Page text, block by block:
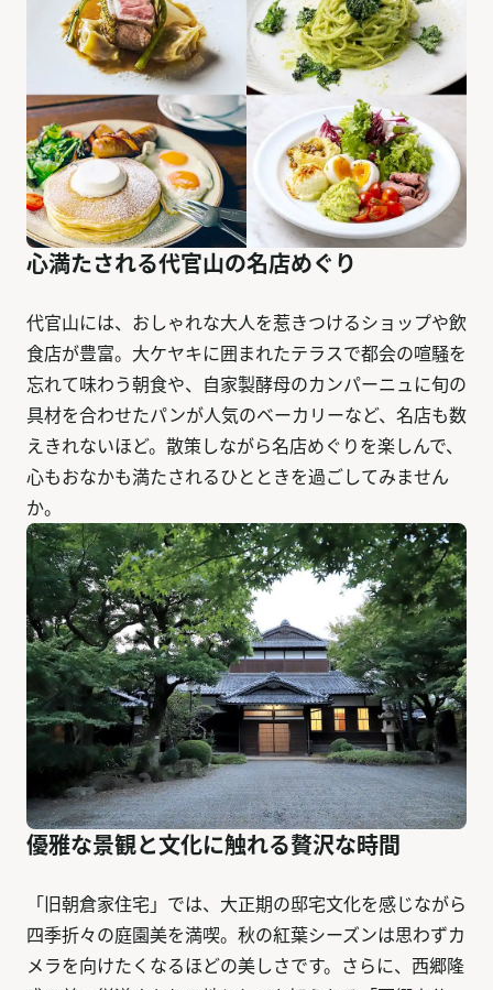
心満たされる代官山の名店めぐり
代官山には、おしゃれな大人を惹きつけるショップや飲
食店が豊富。大ケヤキに囲まれたテラスで都会の喧騒を
忘れて味わう朝食や、自家製酵母のカンパーニュに旬の
具材を合わせたパンが人気のベーカリーなど、名店も数
えきれないほど。散策しながら名店めぐりを楽しんで、
心もおなかも満たされるひとときを過ごしてみません
か。
優雅な景観と文化に触れる贅沢な時間
「旧朝倉家住宅」では、大正期の邸宅文化を感じながら
四季折々の庭園美を満喫。秋の紅葉シーズンは思わずカ
メラを向けたくなるほどの美しさです。さらに、西郷隆